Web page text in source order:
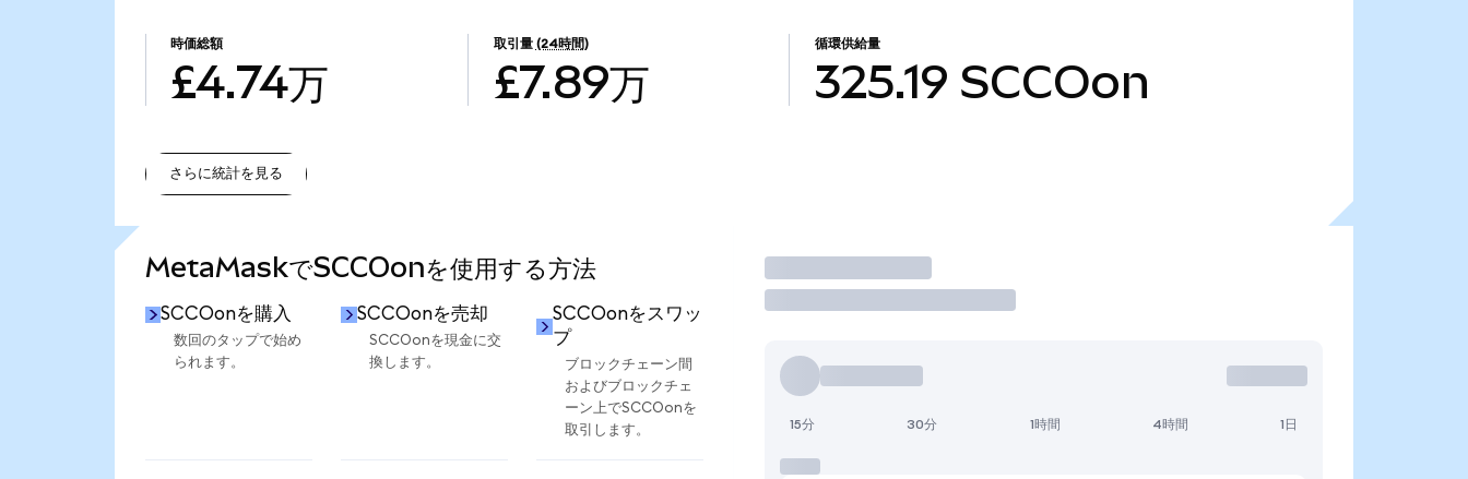
時価総額
£4.74万
取引量 (24時間)
£7.89万
循環供給量
325.19 SCCOon
さらに統計を見る
MetaMaskでSCCOonを使用する方法
SCCOonを購入
数回のタップで始め
られます。
SCCOonを売却
SCCOonを現金に交
換します。
SCCOonをスワッ
プ
ブロックチェーン間
およびブロックチェ
ーン上でSCCOonを
取引します。
取引
15分 30分 1時間 4時間 1日